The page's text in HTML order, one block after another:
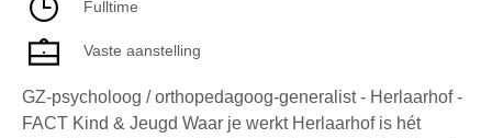
Fulltime
Vaste aanstelling
GZ-psycholoog / orthopedagoog-generalist - Herlaarhof -
FACT Kind & Jeugd Waar je werkt Herlaarhof is hét